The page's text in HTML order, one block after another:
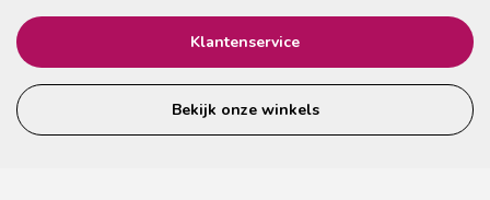
Klantenservice
Bekijk onze winkels